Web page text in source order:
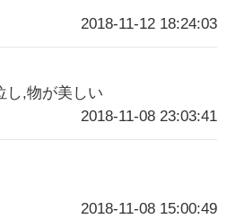
2018-11-12 18:24:03
し,物が美しい
2018-11-08 23:03:41
2018-11-08 15:00:49